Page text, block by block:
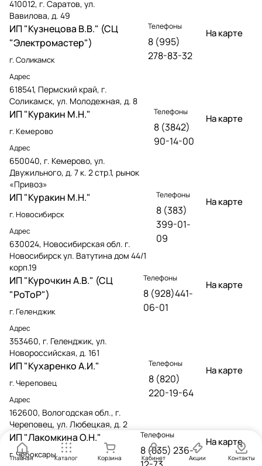
410012, г. Саратов, ул.
Вавилова, д. 49
ИП "Кузнецова В.В." (СЦ
"Электромастер")
г. Соликамск
Адрес
618541, Пермский край, г.
Соликамск, ул. Молодежная, д. 8
Телефоны
8 (995)
278-83-32
На карте
ИП "Куракин М.Н."
г. Кемерово
Адрес
650040, г. Кемерово, ул.
Двужильного, д. 7 к. 2 стр.1, рынок
«Привоз»
Телефоны
8 (3842)
90-14-00
На карте
ИП "Куракин М.Н."
г. Новосибирск
Адрес
630024, Новосибирская обл. г.
Новосибирск ул. Ватутина дом 44/1
корп.19
Телефоны
8 (383)
399-01-
09
На карте
ИП "Курочкин А.В." (СЦ
"РоТоР")
г. Геленджик
Адрес
353460, г. Геленджик, ул.
Новороссийская, д. 161
Телефоны
8 (928)441-
06-01
На карте
ИП "Кухаренко А.И."
г. Череповец
Адрес
162600, Вологодская обл., г.
Череповец, ул. Любецкая, д. 2
Телефоны
8 (820)
220-19-64
На карте
ИП "Лакомкина О.Н."
г. Чебоксары
Телефоны
8 (835) 236-
На карте
Главная Каталог Корзина Кабинет Акции Контакты